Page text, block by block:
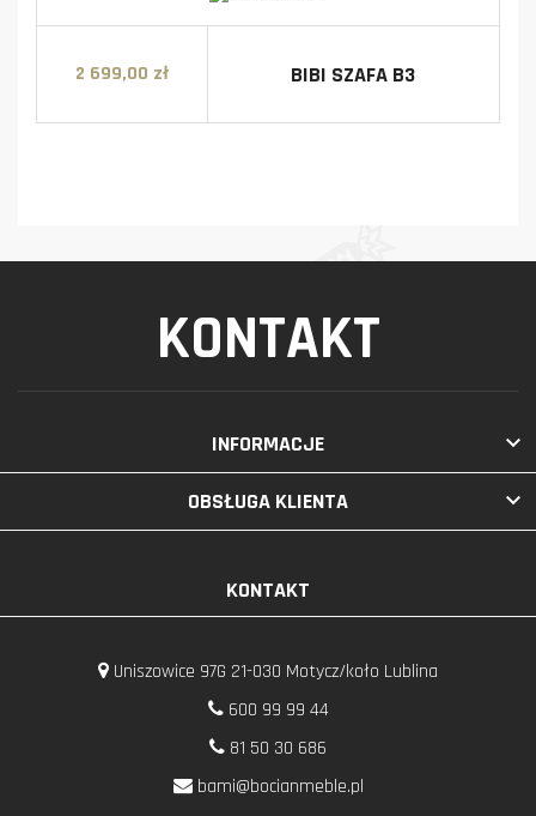
Cena
2 699,00 zł BIBI SZAFA B3
KONTAKT
INFORMACJE 
OBSŁUGA KLIENTA 
KONTAKT
Uniszowice 97G 21-030 Motycz/koło Lublina
600 99 99 44
81 50 30 686
bami@bocianmeble.pl